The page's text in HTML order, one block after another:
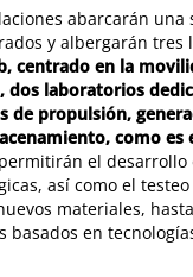
abarcarán una
y albergarán tres
centrado en la
dos laboratorios
de propulsión,
como es
el desarrollo
así como el
materiales,
basados en